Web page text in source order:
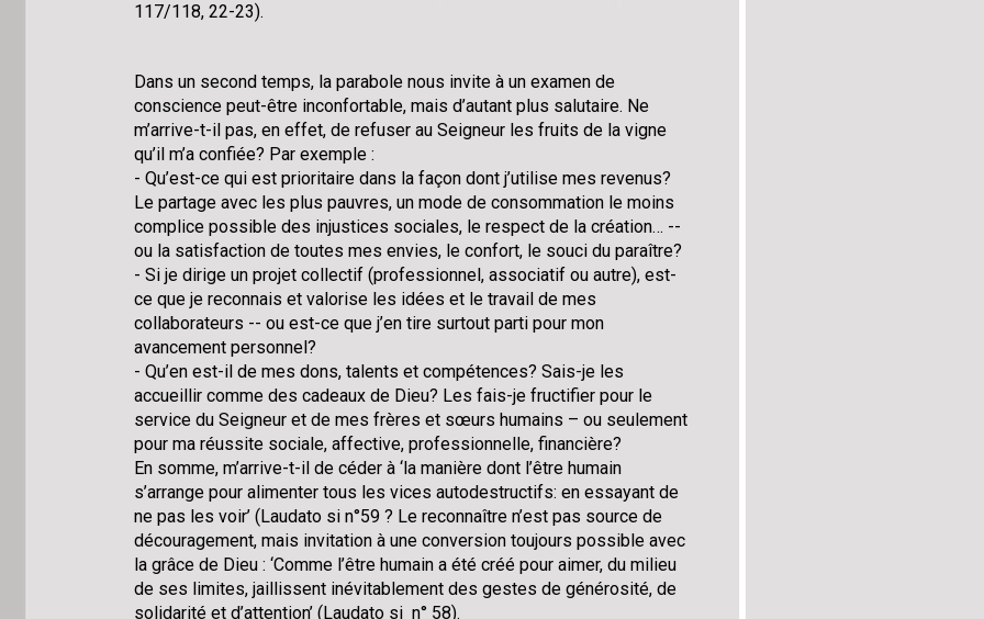
117/118, 22-23).
Dans un second temps, la parabole nous invite à un examen de
conscience peut-être inconfortable, mais d’autant plus salutaire. Ne
m’arrive-t-il pas, en effet, de refuser au Seigneur les fruits de la vigne
qu’il m’a confiée? Par exemple :
- Qu’est-ce qui est prioritaire dans la façon dont j’utilise mes revenus?
Le partage avec les plus pauvres, un mode de consommation le moins
complice possible des injustices sociales, le respect de la création… --
ou la satisfaction de toutes mes envies, le confort, le souci du paraître?
- Si je dirige un projet collectif (professionnel, associatif ou autre), est-
ce que je reconnais et valorise les idées et le travail de mes
collaborateurs -- ou est-ce que j’en tire surtout parti pour mon
avancement personnel?
- Qu’en est-il de mes dons, talents et compétences? Sais-je les
accueillir comme des cadeaux de Dieu? Les fais-je fructifier pour le
service du Seigneur et de mes frères et sœurs humains – ou seulement
pour ma réussite sociale, affective, professionnelle, financière?
En somme, m’arrive-t-il de céder à ‘la manière dont l’être humain
s’arrange pour alimenter tous les vices autodestructifs: en essayant de
ne pas les voir’ (Laudato si n°59 ? Le reconnaître n’est pas source de
découragement, mais invitation à une conversion toujours possible avec
la grâce de Dieu : ‘Comme l’être humain a été créé pour aimer, du milieu
de ses limites, jaillissent inévitablement des gestes de générosité, de
solidarité et d’attention’ (Laudato si n° 58).